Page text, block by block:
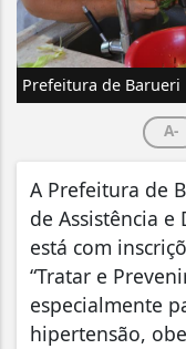
Prefeitura de Barueri
A-
A Prefeitura de
de Assistência e
está com
“Tratar e
especialmente
hipertensão,